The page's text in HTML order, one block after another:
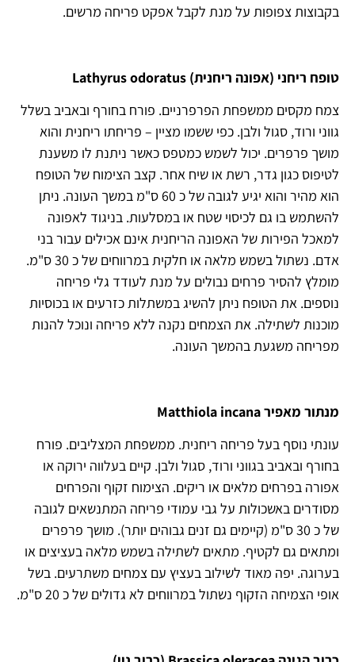
בקבוצות צפופות על מנת לקבל אפקט פריחה מרשים.
טופח ריחני (אפונה ריחנית) Lathyrus odoratus
צמח מקסים ממשפחת הפרפרניים. פורח בחורף ובאביב בשלל
גווני ורוד, סגול ולבן. כפי ששמו מציין – פריחתו ריחנית והוא
מושך פרפרים. יכול לשמש כמטפס כאשר ניתנת לו משענת
לטיפוס כגון גדר, רשת או שיח אחר. קצב הצימוח של הטופח
הוא מהיר והוא יגיע לגובה של כ 60 ס"מ במשך העונה. ניתן
להשתמש בו גם לכיסוי שטח או במסלעות. בניגוד לאפונה
למאכל הפירות של האפונה הריחנית אינם אכילים עבור בני
אדם. נשתול בשמש מלאה או חלקית במרווחים של כ 30 ס"מ.
מומלץ להסיר פרחים נבולים על מנת לעודד גלי פריחה
נוספים. את הטופח ניתן להשיג במשתלות כזרעים או בכוסיות
מוכנות לשתילה. את הצמחים נקנה ללא פריחה ונוכל להנות
מפריחה משגעת בהמשך העונה.
מנתור מאפיר Matthiola incana
עונתי נוסף בעל פריחה ריחנית. ממשפחת המצליבים. פורח
בחורף ובאביב בגווני ורוד, סגול ולבן. קיים בעלווה ירוקה או
אפורה בפרחים מלאים או ריקים. הצימוח זקוף והפרחים
מסודרים באשכולות על גבי עמודי פריחה המתנשאים לגובה
של כ 30 ס"מ (קיימים גם זנים גבוהים יותר). מושך פרפרים
ומתאים גם לקטיף. מתאים לשתילה בשמש מלאה בעציצים או
בערוגה. יפה מאוד לשילוב בעציץ עם צמחים משתרעים. בשל
אופי הצמיחה הזקוף נשתול במרווחים לא גדולים של כ 20 ס"מ.